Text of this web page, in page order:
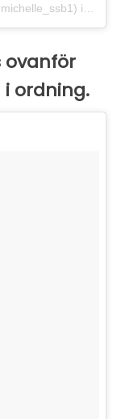
in data:
ovanför
ordning.